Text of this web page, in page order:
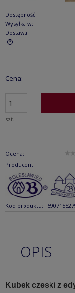
Dostępność:
Wysyłka w:
Dostawa:
Cena nie zawiera
Cena:
szt.
Ocena:
Producent:
Kod produktu:
OPIS
Kubek czeski z